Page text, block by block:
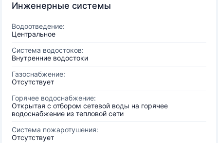
Инженерные системы
Водоотведение:
Центральное
Система водостоков:
Внутренние водостоки
Газоснабжение:
Отсутствует
Горячее водоснабжение:
Открытая с отбором сетевой воды на горячее
водоснабжение из тепловой сети
Система пожаротушения:
Отсутствует